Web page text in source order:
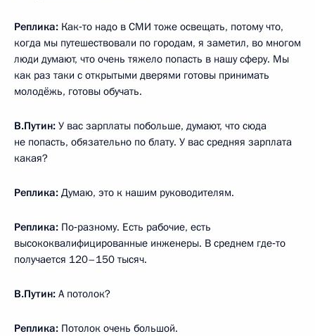
Реплика: Как‑то надо в СМИ тоже освещать, потому что,
когда мы путешествовали по городам, я заметил, во многом
люди думают, что очень тяжело попасть в нашу сферу. Мы
как раз таки с открытыми дверями готовы принимать
молодёжь, готовы обучать.
В.Путин: У вас зарплаты побольше, думают, что сюда
не попасть, обязательно по блату. У вас средняя зарплата
какая?
Реплика: Думаю, это к нашим руководителям.
Реплика: По‑разному. Есть рабочие, есть
высококвалифицированные инженеры. В среднем где‑то
получается 120–150 тысяч.
В.Путин: А потолок?
Реплика: Потолок очень большой.